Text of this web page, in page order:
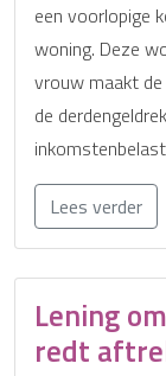
een voorlopige
woning. Deze
vrouw maakt
de
Lees verder
Lening
redt